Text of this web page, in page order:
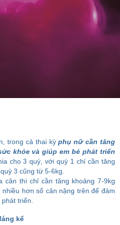
trong cả thai kỳphụ nữ cần tăng
khỏe và giúp em bé phát triển
cho 3 quý, với quý 1 chỉ cần tăng
3 cũng từ 5-6kg.
thì chỉ cần tăng khoảng 7-9kg
hơn số cân nặng trên để đảm
triển.
kể